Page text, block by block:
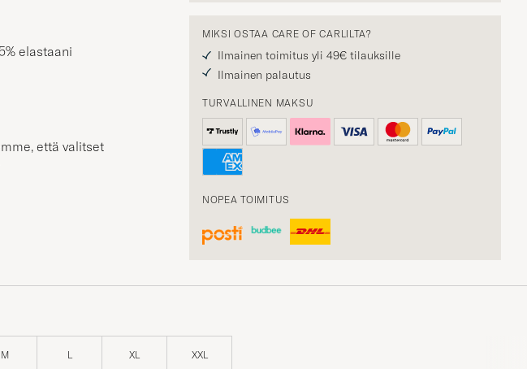
MIKSI OSTAA CARE OF CARLILTA?
Ilmainen toimitus yli 49€ tilauksille
Ilmainen palautus
TURVALLINEN MAKSU
NOPEA TOIMITUS
elastaani
että valitset
M L XL XXL